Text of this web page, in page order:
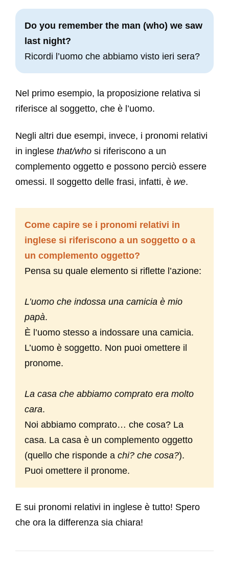
Do you remember the man (who) we saw
last night?
Ricordi l’uomo che abbiamo visto ieri sera?
Nel primo esempio, la proposizione relativa si
riferisce al soggetto, che è l’uomo.
Negli altri due esempi, invece, i pronomi relativi
in inglese that/who si riferiscono a un
complemento oggetto e possono perciò essere
omessi. Il soggetto delle frasi, infatti, è we.
Come capire se i pronomi relativi in
inglese si riferiscono a un soggetto o a
un complemento oggetto?
Pensa su quale elemento si riflette l’azione:
L’uomo che indossa una camicia è mio
papà.
È l’uomo stesso a indossare una camicia.
L’uomo è soggetto. Non puoi omettere il
pronome.
La casa che abbiamo comprato era molto
cara.
Noi abbiamo comprato… che cosa? La
casa. La casa è un complemento oggetto
(quello che risponde a chi? che cosa?).
Puoi omettere il pronome.
E sui pronomi relativi in inglese è tutto! Spero
che ora la differenza sia chiara!